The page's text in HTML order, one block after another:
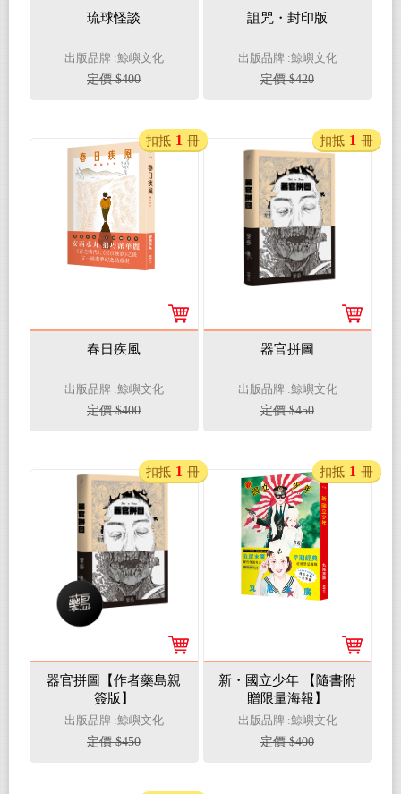
琉球怪談
出版品牌 :鯨嶼文化
定價 $400
詛咒・封印版
出版品牌 :鯨嶼文化
定價 $420
春日疾風
出版品牌 :鯨嶼文化
定價 $400
扣抵 1 冊
器官拼圖
出版品牌 :鯨嶼文化
定價 $450
扣抵 1 冊
器官拼圖【作者藥島親
簽版】
出版品牌 :鯨嶼文化
定價 $450
扣抵 1 冊
新・國立少年 【隨書附
贈限量海報】
出版品牌 :鯨嶼文化
定價 $400
扣抵 1 冊